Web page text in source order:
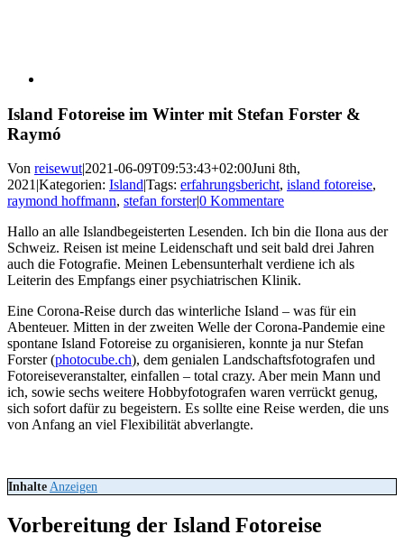
Island Fotoreise im Winter mit Stefan Forster &
Raymó
Von reisewut|2021-06-09T09:53:43+02:00Juni 8th,
2021|Kategorien: Island|Tags: erfahrungsbericht, island fotoreise,
raymond hoffmann, stefan forster|0 Kommentare
Hallo an alle Islandbegeisterten Lesenden. Ich bin die Ilona aus der
Schweiz. Reisen ist meine Leidenschaft und seit bald drei Jahren
auch die Fotografie. Meinen Lebensunterhalt verdiene ich als
Leiterin des Empfangs einer psychiatrischen Klinik.
Eine Corona-Reise durch das winterliche Island – was für ein
Abenteuer. Mitten in der zweiten Welle der Corona-Pandemie eine
spontane Island Fotoreise zu organisieren, konnte ja nur Stefan
Forster (photocube.ch), dem genialen Landschaftsfotografen und
Fotoreiseveranstalter, einfallen – total crazy. Aber mein Mann und
ich, sowie sechs weitere Hobbyfotografen waren verrückt genug,
sich sofort dafür zu begeistern. Es sollte eine Reise werden, die uns
von Anfang an viel Flexibilität abverlangte.
InhalteAnzeigen
Vorbereitung der Island Fotoreise